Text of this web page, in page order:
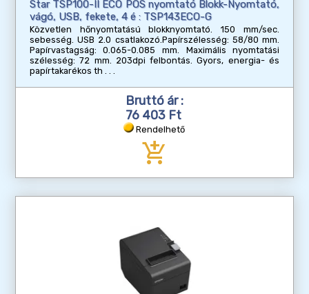
Star TSP100-II ECO POS nyomtató Blokk-Nyomtató,
vágó, USB, fekete, 4 é : TSP143ECO-G
Közvetlen hőnyomtatású blokknyomtató. 150 mm/sec.
sebesség. USB 2.0 csatlakozó.Papírszélesség: 58/80 mm.
Papírvastagság: 0.065-0.085 mm. Maximális nyomtatási
szélesség: 72 mm. 203dpi felbontás. Gyors, energia- és
papírtakarékos th
Bruttó ár :
76 403 Ft
Rendelhető
add_shopping_cart